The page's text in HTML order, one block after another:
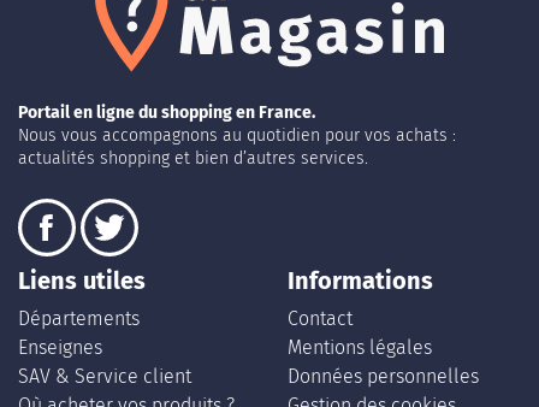
Portail en ligne du shopping en France.
Nous vous accompagnons au quotidien pour vos achats :
actualités shopping et bien d’autres services.
Liens utiles
Départements
Enseignes
SAV & Service client
Informations
Contact
Mentions légales
Données personnelles